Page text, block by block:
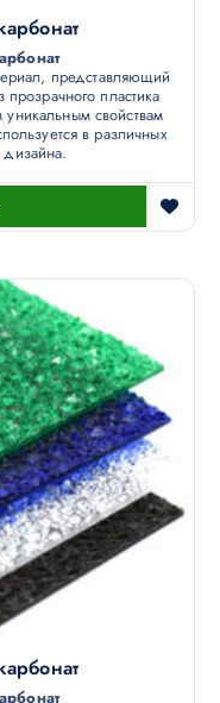
представляющий
пластика
свойствам
в различных
дизайна.